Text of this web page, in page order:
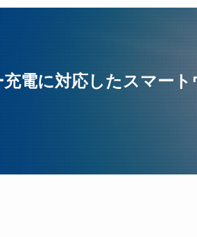
電に対応したスマー